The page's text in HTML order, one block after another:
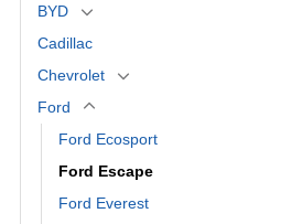
BYD
Cadillac
Chevrolet
Ford
Ford Ecosport
Ford Escape
Ford Everest